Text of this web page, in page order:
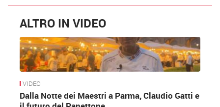
ALTRO IN VIDEO
VIDEO
Dalla Notte dei Maestri a Parma, Claudio Gatti e